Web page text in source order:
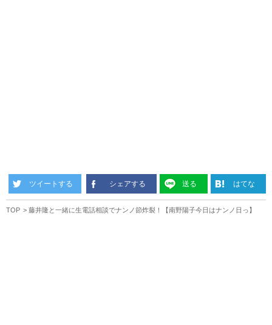
ツイートする シェアする 送る はてな
TOP 藤井隆と一緒に生電話相談でナンノ節炸裂！【南野陽子今日はナンノ日っ】